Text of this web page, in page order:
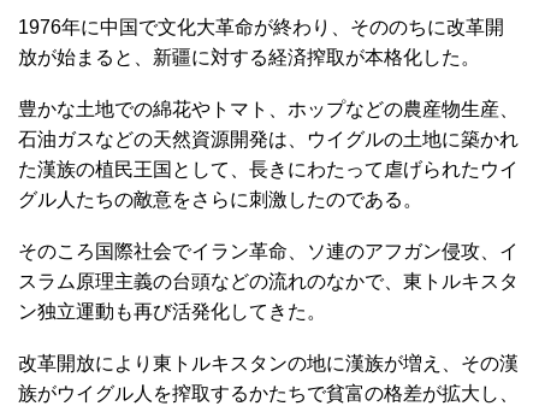
1976年に中国で文化大革命が終わり、そののちに改革開
放が始まると、新疆に対する経済搾取が本格化した。
豊かな土地での綿花やトマト、ホップなどの農産物生産、
石油ガスなどの天然資源開発は、ウイグルの土地に築かれ
た漢族の植民王国として、長きにわたって虐げられたウイ
グル人たちの敵意をさらに刺激したのである。
そのころ国際社会でイラン革命、ソ連のアフガン侵攻、イ
スラム原理主義の台頭などの流れのなかで、東トルキスタ
ン独立運動も再び活発化してきた。
改革開放により東トルキスタンの地に漢族が増え、その漢
族がウイグル人を搾取するかたちで貧富の格差が拡大し、